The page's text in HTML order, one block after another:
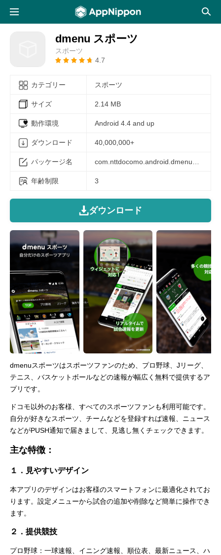
dmenu スポーツ
スポーツ
4.7
カテゴリー スポーツ
サイズ 2.14 MB
動作環境 Android 4.4 and up
ダウンロード 40,000,000+
パッケージ名
年齢制限 3
ダウンロード
dmenuスポーツはスポーツファンのため、プロ野球、Jリーグ、
テニス、バスケットボールなどの速報が幅広く無料で提供するア
プリです。
ドコモ以外のお客様、すべてのスポーツファンも利用可能です。
自分が好きなスポーツ、チームなどを登録すれば速報、ニュース
などがPUSH通知で届きまして、見逃し無くチェックできます。
主な特徴：
１．見やすいデザイン
本アプリのデザインはお客様のスマートフォンに最適化されてお
ります。設定メニューから試合の追加や削除など簡単に操作でき
ます。
２．提供競技
プロ野球：一球速報、イニング速報、順位表、最新ニュース、ハ